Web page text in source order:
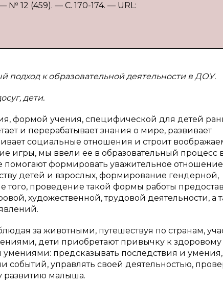
12 (459). — С. 170-174. — URL:
подход к образовательной деятельности в ДОУ.
дети.
формой учения, специфической для детей
и перерабатывает знания о мире, развивает
социальные отношения и строит
игры, мы ввели ее в образовательный процесс
помогают формировать уважительное
детей и взрослых, формирование гендерной,
проведение такой формы работы
художественной, трудовой деятельности, а
за животными, путешествуя по странам,
дети приобретают привычку к здоровому
предсказывать последствия и умения,
событий, управлять своей деятельностью,
развитию малыша.